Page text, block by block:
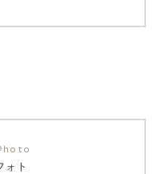
ォト